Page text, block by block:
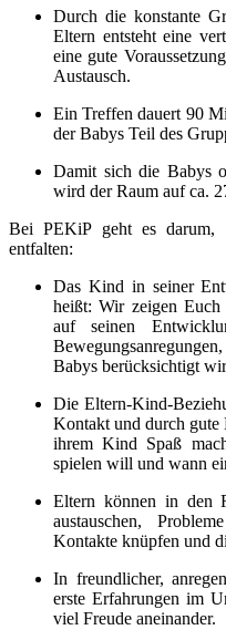
Durch die konstante
Eltern entsteht eine
eine gute
Austausch.
Ein Treffen dauert 90
der Babys Teil des
Damit sich die Babys
wird der Raum auf ca.
Bei PEKiP geht es darum,
entfalten:
Das Kind in seiner
heißt: Wir zeigen
auf seinen
Babys berücksichtigt
Die Eltern-Kind-
Kontakt und durch gute
ihrem Kind Spaß
spielen will und wann
Eltern können in den
austauschen,
Kontakte knüpfen und
In freundlicher,
erste Erfahrungen im
viel Freude aneinander.